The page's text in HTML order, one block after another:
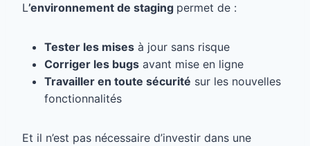
L’environnement de staging permet de :
Tester les mises à jour sans risque
Corriger les bugs avant mise en ligne
Travailler en toute sécurité sur les nouvelles
fonctionnalités
Et il n’est pas nécessaire d’investir dans une